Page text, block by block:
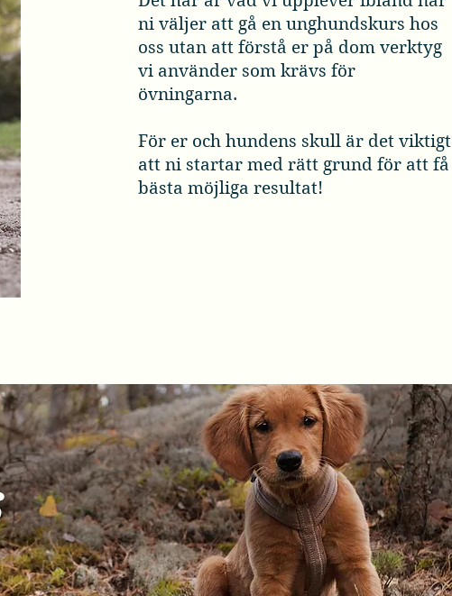
ni väljer att gå en unghundskurs hos
oss utan att förstå er på dom verktyg
vi använder som krävs för
övningarna.
För er och hundens skull är det viktigt
att ni startar med rätt grund för att få
bästa möjliga resultat!